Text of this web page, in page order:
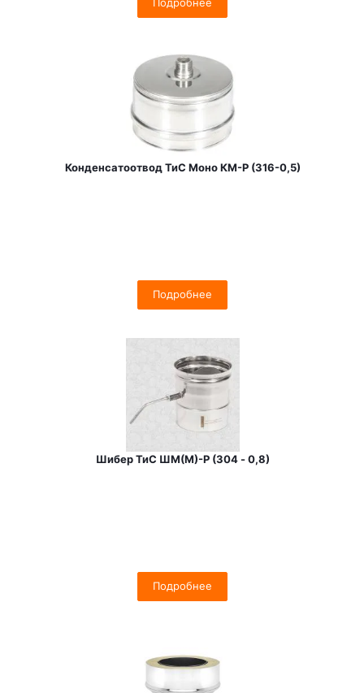
Конденсатоотвод ТиС Моно КМ-Р (316-0,5)
Подробнее
Шибер ТиС ШМ(М)-Р (304 - 0,8)
Подробнее